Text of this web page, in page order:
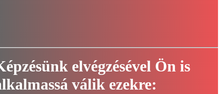
elvégzésével Ön is
válik ezekre: